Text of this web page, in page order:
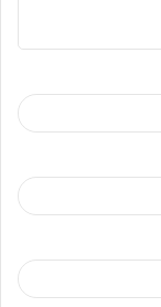
های مجازی